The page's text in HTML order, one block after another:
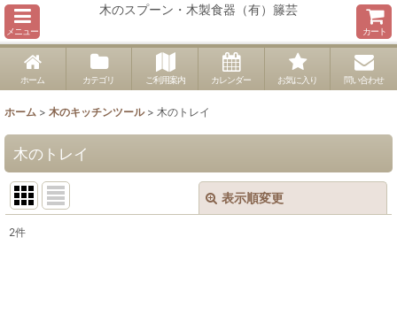
メニュー
木のスプーン・木製食器（有）籐芸
カート
ホーム カテゴリ ご利用案内 カレンダー お気に入り 問い合わせ
ホーム > 木のキッチンツール > 木のトレイ
木のトレイ
表示順変更
2件